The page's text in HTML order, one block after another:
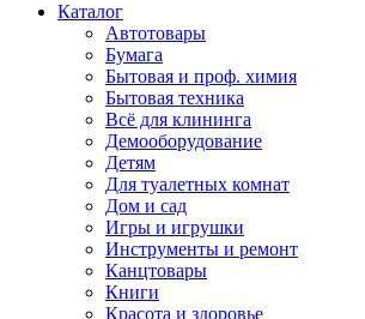
Каталог
Автотовары
Бумага
Бытовая и проф. химия
Бытовая техника
Всё для клининга
Демооборудование
Детям
Для туалетных комнат
Дом и сад
Игры и игрушки
Инструменты и ремонт
Канцтовары
Книги
Красота и здоровье